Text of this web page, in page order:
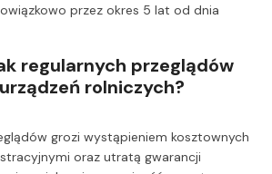
przez okres 5 lat od dnia
regularnych przeglądów
rolniczych?
grozi wystąpieniem kosztownych
oraz utratą gwarancji